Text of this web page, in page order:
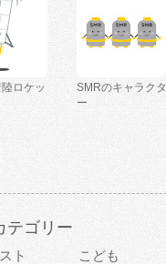
ロケッ
SMRのキャラクタ
ー
テゴリー
ト こども